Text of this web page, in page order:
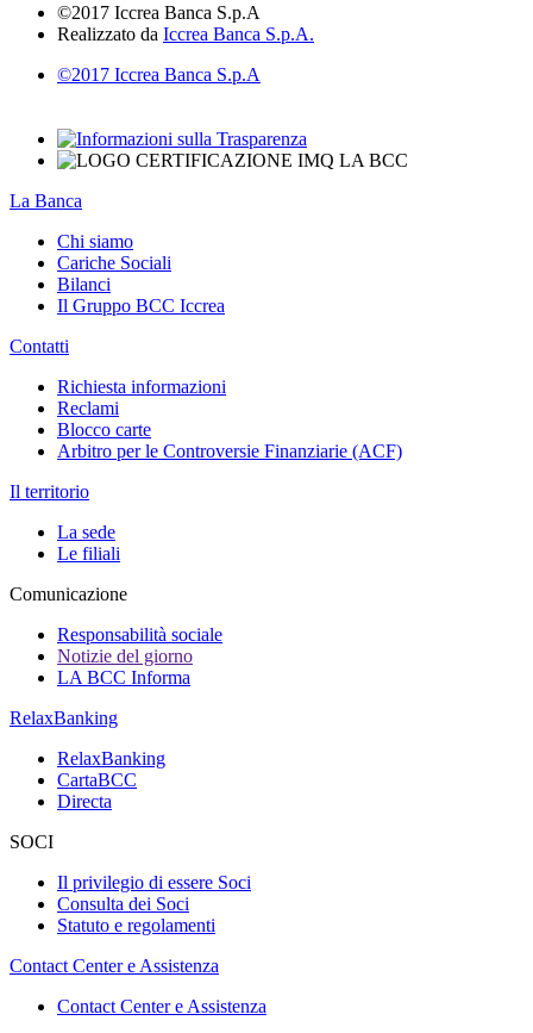
©2017 Iccrea Banca S.p.A
Realizzato da Iccrea Banca S.p.A.
©2017 Iccrea Banca S.p.A
La Banca
Chi siamo
Cariche Sociali
Bilanci
Il Gruppo BCC Iccrea
Contatti
Richiesta informazioni
Reclami
Blocco carte
Arbitro per le Controversie Finanziarie (ACF)
Il territorio
La sede
Le filiali
Comunicazione
Responsabilità sociale
Notizie del giorno
LA BCC Informa
RelaxBanking
RelaxBanking
CartaBCC
Directa
SOCI
Il privilegio di essere Soci
Consulta dei Soci
Statuto e regolamenti
Contact Center e Assistenza
Contact Center e Assistenza